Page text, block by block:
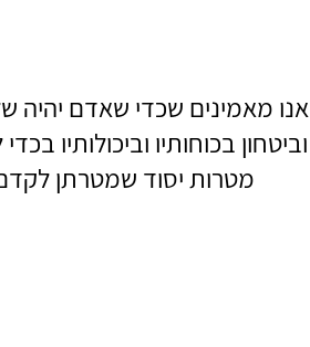
אנו מאמינים שכדי שאדם יהיה
וביטחון בכוחותיו
מטרות יסוד שמטרתן לקדם